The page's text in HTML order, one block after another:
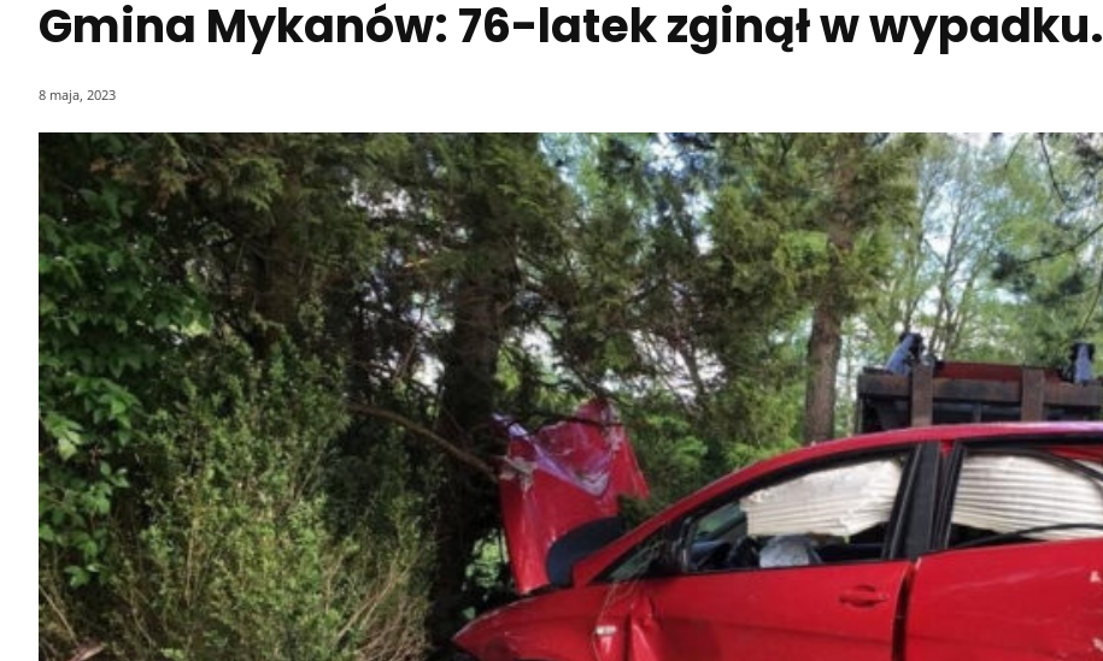
Gmina Mykanów: 76-latek zginął w wypadku.
8 maja, 2023